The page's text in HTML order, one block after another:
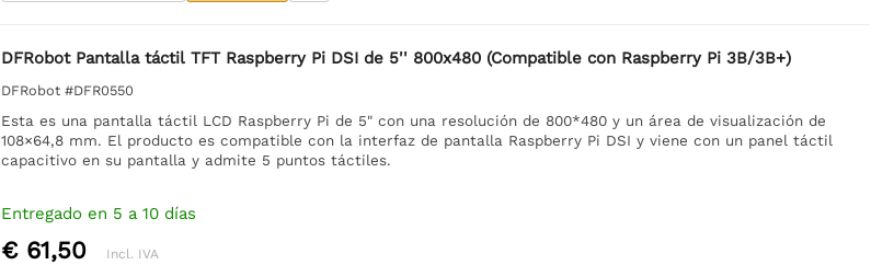
DFRobot Pantalla táctil TFT Raspberry Pi DSI de 5'' 800x480 (Compatible con Raspberry Pi 3B/3B+)
DFRobot #DFR0550
Esta es una pantalla táctil LCD Raspberry Pi de 5" con una resolución de 800*480 y un área de visualización de
108×64,8 mm. El producto es compatible con la interfaz de pantalla Raspberry Pi DSI y viene con un panel táctil
capacitivo en su pantalla y admite 5 puntos táctiles.
Entregado en 5 a 10 días
€ 61,50 Incl. IVA